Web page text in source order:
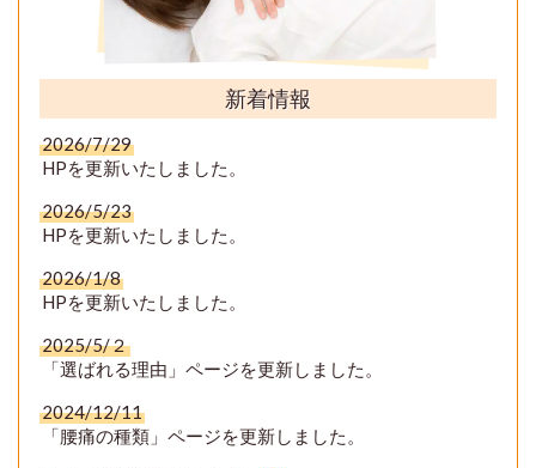
新着情報
2026/7/29
HPを更新いたしました。
2026/5/23
HPを更新いたしました。
2026/1/8
HPを更新いたしました。
2025/5/２
「選ばれる理由」ページを更新しました。
2024/12/11
「腰痛の種類」ページを更新しました。